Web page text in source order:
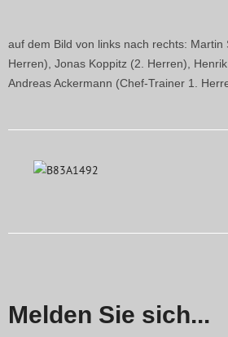
auf dem Bild von links nach rechts: Martin
Herren), Jonas Koppitz (2. Herren),
Andreas Ackermann (Chef-Trainer 1.
Melden Sie sich...